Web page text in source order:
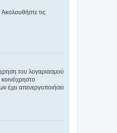
. Ακολουθήστε τις
του λογαριασμού
έχει απενεργοποιήσει